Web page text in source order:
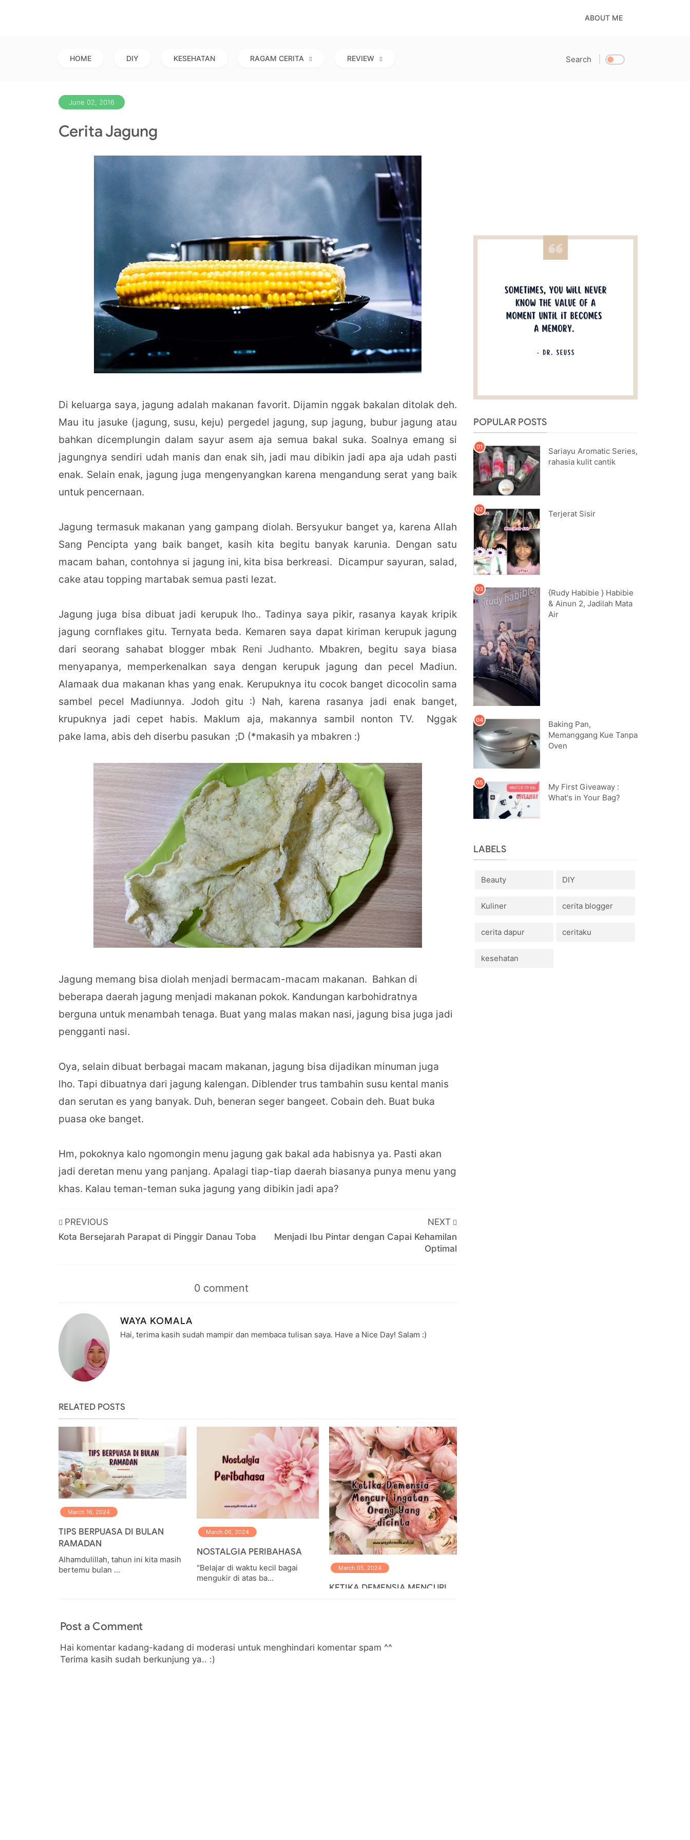
ABOUT ME
HOME DIY KESEHATAN RAGAM CERITA REVIEW Search
June 02, 2016
Cerita Jagung
Di keluarga saya, jagung adalah makanan favorit. Dijamin nggak bakalan ditolak deh.
Mau itu jasuke (jagung, susu, keju) pergedel jagung, sup jagung, bubur jagung atau
bahkan dicemplungin dalam sayur asem aja semua bakal suka. Soalnya emang si
jagungnya sendiri udah manis dan enak sih, jadi mau dibikin jadi apa aja udah pasti
enak. Selain enak, jagung juga mengenyangkan karena mengandung serat yang baik
untuk pencernaan.
Jagung termasuk makanan yang gampang diolah. Bersyukur banget ya, karena Allah
Sang Pencipta yang baik banget, kasih kita begitu banyak karunia. Dengan satu
macam bahan, contohnya si jagung ini, kita bisa berkreasi. Dicampur sayuran, salad,
cake atau topping martabak semua pasti lezat.
Jagung juga bisa dibuat jadi kerupuk lho.. Tadinya saya pikir, rasanya kayak kripik
jagung cornflakes gitu. Ternyata beda. Kemaren saya dapat kiriman kerupuk jagung
dari seorang sahabat blogger mbak Reni Judhanto. Mbakren, begitu saya biasa
menyapanya, memperkenalkan saya dengan kerupuk jagung dan pecel Madiun.
Alamaak dua makanan khas yang enak. Kerupuknya itu cocok banget dicocolin sama
sambel pecel Madiunnya. Jodoh gitu :) Nah, karena rasanya jadi enak banget,
krupuknya jadi cepet habis. Maklum aja, makannya sambil nonton TV. Nggak
pake lama, abis deh diserbu pasukan ;D (*makasih ya mbakren :)
Jagung memang bisa diolah menjadi bermacam-macam makanan. Bahkan di
beberapa daerah jagung menjadi makanan pokok. Kandungan karbohidratnya
berguna untuk menambah tenaga. Buat yang malas makan nasi, jagung bisa juga jadi
pengganti nasi.
Oya, selain dibuat berbagai macam makanan, jagung bisa dijadikan minuman juga
lho. Tapi dibuatnya dari jagung kalengan. Diblender trus tambahin susu kental manis
dan serutan es yang banyak. Duh, beneran seger bangeet. Cobain deh. Buat buka
puasa oke banget.
Hm, pokoknya kalo ngomongin menu jagung gak bakal ada habisnya ya. Pasti akan
jadi deretan menu yang panjang. Apalagi tiap-tiap daerah biasanya punya menu yang
khas. Kalau teman-teman suka jagung yang dibikin jadi apa?
NEXT
Menjadi Ibu Pintar dengan Capai Kehamilan
Optimal
PREVIOUS
Kota Bersejarah Parapat di Pinggir Danau Toba
0 comment
WAYA KOMALA
Hai, terima kasih sudah mampir dan membaca tulisan saya. Have a Nice Day! Salam :)
RELATED POSTS
March 16, 2024
TIPS BERPUASA DI BULAN
RAMADAN
Alhamdulillah, tahun ini kita masih
bertemu bulan ...
March 06, 2024
NOSTALGIA PERIBAHASA
"Belajar di waktu kecil bagai
mengukir di atas ba...
March 05, 2024
KETIKA DEMENSIA MENCURI
Post a Comment
Hai komentar kadang-kadang di moderasi untuk menghindari komentar spam ^^
Terima kasih sudah berkunjung ya.. :)
POPULAR POSTS
Sariayu Aromatic Series,
rahasia kulit cantik
Terjerat Sisir
{Rudy Habibie } Habibie
& Ainun 2, Jadilah Mata
Air
Baking Pan,
Memanggang Kue Tanpa
Oven
My First Giveaway :
What's in Your Bag?
LABELS
Beauty DIY
Kuliner cerita blogger
cerita dapur ceritaku
kesehatan